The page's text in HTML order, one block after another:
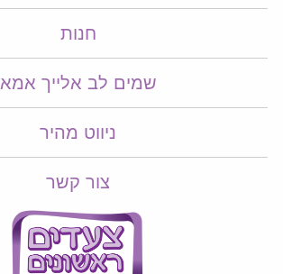
חנות
שמים לב אלייך אמא​​
ניווט מהיר
צור קשר